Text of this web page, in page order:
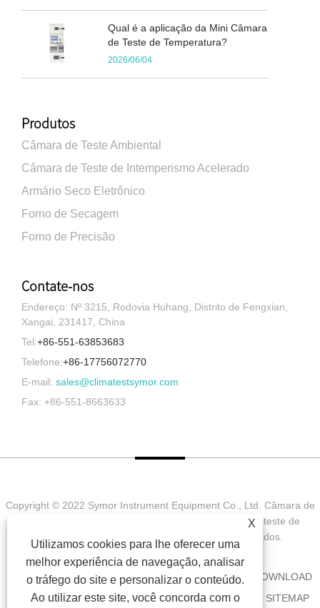
Qual é a aplicação da Mini Câmara
de Teste de Temperatura?
2026/06/04
Produtos
Câmara de Teste Ambiental
Câmara de Teste de Intemperismo Acelerado
Armário Seco Eletrônico
Forno de Secagem
Forno de Precisão
Contate-nos
Endereço: Nº 3215, Rodovia Huhang, Distrito de Fengxian,
Xangai, 231417, China
Tel:+86-551-63853683
Telefone:+86-17756072770
E-mail: sales@climatestsymor.com
Fax: +86-551-8663633
Copyright © 2022 Symor Instrument Equipment Co., Ltd. Câmara de
teste ambiental, gabinete seco eletrônico, câmara de teste de
intemperismo acelerado Todos os direitos reservados.
CASA SOBRE NÓS PRODUTOS NOTÍCIA
DOWNLOAD
ENVIAR CONSULTA
CONTATE-NOS LINKS SITEMAP
X
Utilizamos cookies para lhe oferecer uma
melhor experiência de navegação, analisar
o tráfego do site e personalizar o conteúdo.
Ao utilizar este site, você concorda com o